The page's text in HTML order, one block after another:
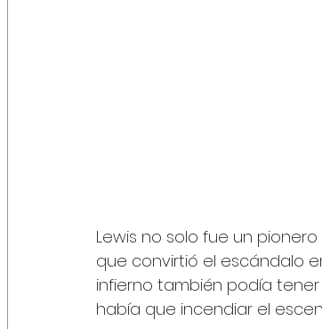
Lewis no solo fue un pionero
que convirtió el escándalo
infierno también podía
había que incendiar el